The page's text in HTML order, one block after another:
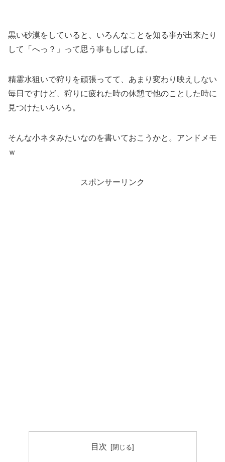
黒い砂漠をしていると、いろんなことを知る事が出来たり
して「へっ？」って思う事もしばしば。
精霊水狙いで狩りを頑張ってて、あまり変わり映えしない
毎日ですけど、狩りに疲れた時の休憩で他のことした時に
見つけたいろいろ。
そんな小ネタみたいなのを書いておこうかと。アンドメモ
ｗ
スポンサーリンク
目次